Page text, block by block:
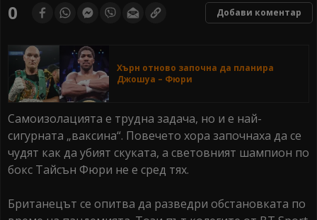
0 Добави коментар
Хърн отново започна да планира
Джошуа – Фюри
Самоизолацията е трудна задача, но и е най-
сигурната „ваксина“. Повечето хора започнаха да се
чудят как да убият скуката, а световният шампион по
бокс Тайсън Фюри не е сред тях.
Британецът се опитва да разведри обстановката по